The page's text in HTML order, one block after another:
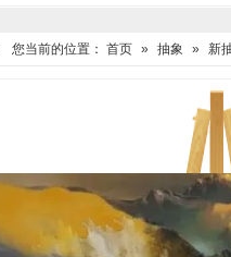
您当前的位置： 首页 » 抽象 » 新